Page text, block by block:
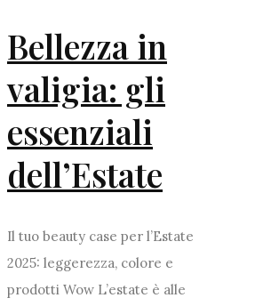
Bellezza in
valigia: gli
essenziali
dell’Estate
Il tuo beauty case per l’Estate
2025: leggerezza, colore e
prodotti Wow L’estate è alle